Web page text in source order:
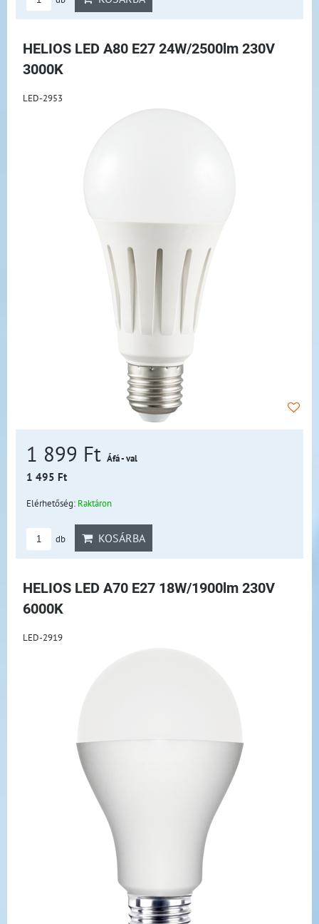
HELIOS LED A80 E27 24W/2500lm 230V
3000K
LED-2953
1 899 Ft Áfá - val
1 495 Ft
Elérhetőség: Raktáron
db KOSÁRBA
HELIOS LED A70 E27 18W/1900lm 230V
6000K
LED-2919